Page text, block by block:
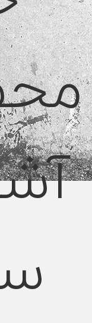
گالری
وبلاگ
تماس با ما